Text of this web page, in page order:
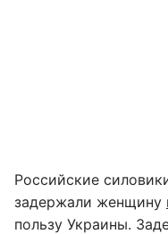
Российские
задержали женщину
пользу Украины.